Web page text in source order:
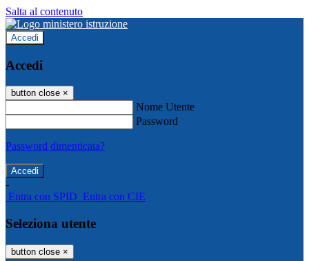
Salta al contenuto
Accedi
Accedi
button close ×
Nome Utente
Password
Password dimenticata?
-
Entra con SPID Entra con CIE
Seleziona utente
button close ×